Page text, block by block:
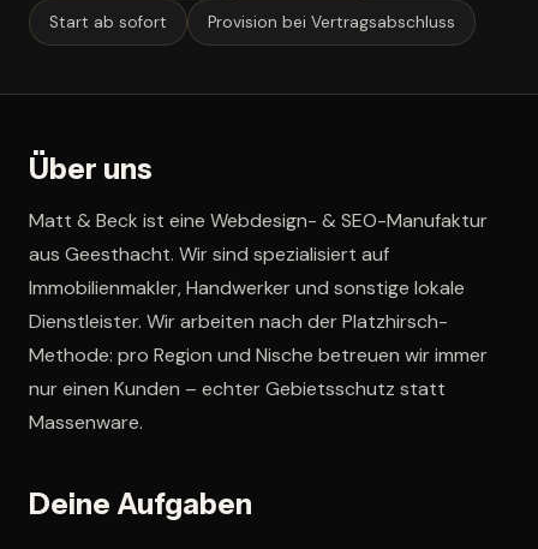
Start ab sofort Provision bei Vertragsabschluss
Über uns
Matt & Beck ist eine Webdesign- & SEO-Manufaktur
aus Geesthacht. Wir sind spezialisiert auf
Immobilienmakler, Handwerker und sonstige lokale
Dienstleister. Wir arbeiten nach der Platzhirsch-
Methode: pro Region und Nische betreuen wir immer
nur einen Kunden – echter Gebietsschutz statt
Massenware.
Deine Aufgaben